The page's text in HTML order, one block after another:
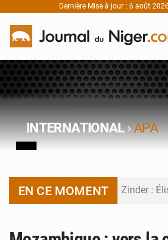
Dernière Mise à jour : 6 août
INTERNATIONAL›APA
EN CE MOMENT